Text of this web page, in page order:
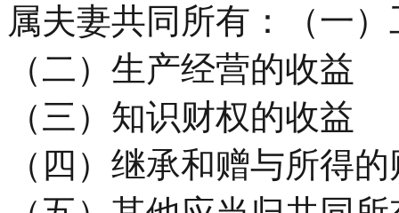
属夫妻共同所有：（一
（二）生产经营的收益
（三）知识财权的收益
（四）继承和赠与所得